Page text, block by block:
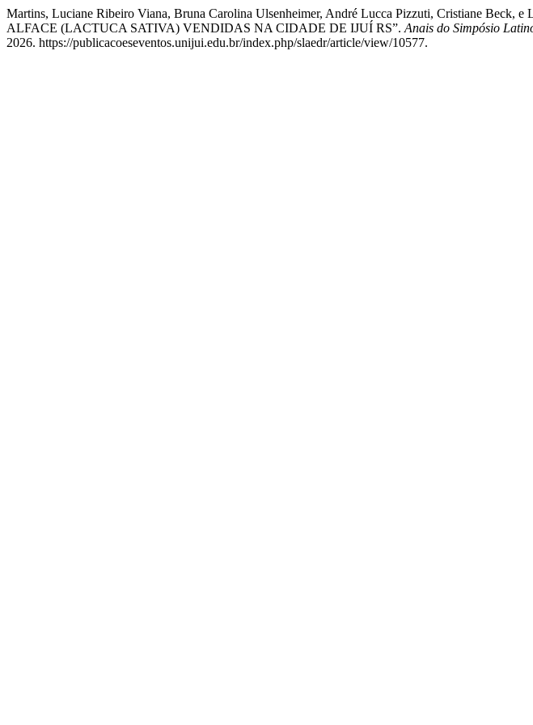
Martins, Luciane Ribeiro Viana, Bruna Carolina Ulsenheimer, André Lucca Pizzuti, Cristiane
ALFACE (LACTUCA SATIVA) VENDIDAS NA CIDADE DE IJUÍ RS”. Anais do Simpósio
2026. https://publicacoeseventos.unijui.edu.br/index.php/slaedr/article/view/10577.